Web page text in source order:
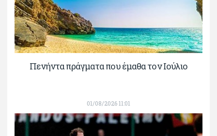
Πενήντα πράγματα που έμαθα τον Ιούλιο
01/08/2026 11:01